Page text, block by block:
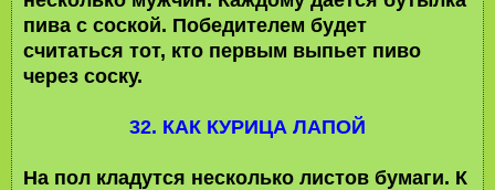
пива с соской. Победителем будет
считаться тот, кто первым выпьет пиво
через соску.
32. КАК КУРИЦА ЛАПОЙ
На пол кладутся несколько листов бумаги. К